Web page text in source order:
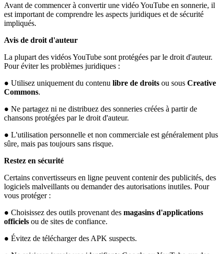
Avant de commencer à convertir une vidéo YouTube en sonnerie, il
est important de comprendre les aspects juridiques et de sécurité
impliqués.
Avis de droit d'auteur
La plupart des vidéos YouTube sont protégées par le droit d'auteur.
Pour éviter les problèmes juridiques :
● Utilisez uniquement du contenu libre de droits ou sous Creative
Commons.
● Ne partagez ni ne distribuez des sonneries créées à partir de
chansons protégées par le droit d'auteur.
● L'utilisation personnelle et non commerciale est généralement plus
sûre, mais pas toujours sans risque.
Restez en sécurité
Certains convertisseurs en ligne peuvent contenir des publicités, des
logiciels malveillants ou demander des autorisations inutiles. Pour
vous protéger :
● Choisissez des outils provenant des magasins d'applications
officiels ou de sites de confiance.
● Évitez de télécharger des APK suspects.